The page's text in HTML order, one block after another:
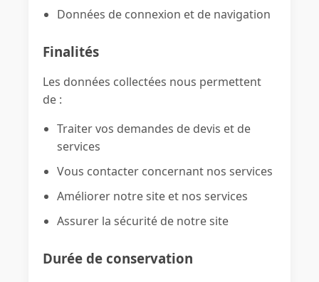
Données de connexion et de navigation
Finalités
Les données collectées nous permettent
de :
Traiter vos demandes de devis et de
services
Vous contacter concernant nos services
Améliorer notre site et nos services
Assurer la sécurité de notre site
Durée de conservation